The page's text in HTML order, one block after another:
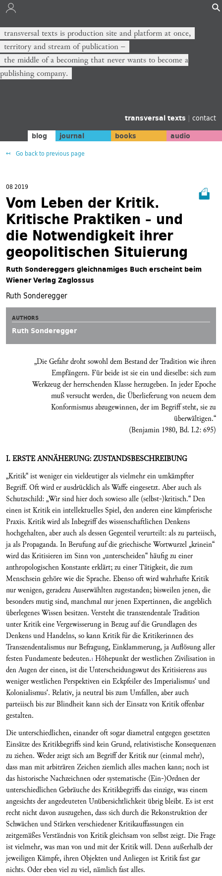
transversal texts is production site and platform at once,
territory and stream of publication −
the middle of a becoming that never wants to become a
publishing company.
transversal texts | contact
blog journal books audio
Go back to previous page
08 2019
Vom Leben der Kritik.
Kritische Praktiken – und
die Notwendigkeit ihrer
geopolitischen Situierung
Ruth Sondereggers gleichnamiges Buch erscheint beim
Wiener Verlag Zaglossus
Ruth Sonderegger
AUTHORS
Ruth Sonderegger
„Die Gefahr droht sowohl dem Bestand der Tradition wie ihren
Empfängern. Für beide ist sie ein und dieselbe: sich zum
Werkzeug der herrschenden Klasse herzugeben. In jeder Epoche
muß versucht werden, die Überlieferung von neuem dem
Konformismus abzugewinnen, der im Begriff steht, sie zu
überwältigen.“
(Benjamin 1980, Bd. I.2: 695)
I. ERSTE ANNÄHERUNG: ZUSTANDSBESCHREIBUNG
„Kritik“ ist weniger ein vieldeutiger als vielmehr ein umkämpfter
Begriff. Oft wird er ausdrücklich als Waffe eingesetzt. Aber auch als
Schutzschild: „Wir sind hier doch sowieso alle (selbst-)kritisch.“ Den
einen ist Kritik ein intellektuelles Spiel, den anderen eine kämpferische
Praxis. Kritik wird als Inbegriff des wissenschaftlichen Denkens
hochgehalten, aber auch als dessen Gegenteil verurteilt: als zu parteiisch,
ja als Propaganda. In Berufung auf die griechische Wortwurzel „krinein“
wird das Kritisieren im Sinn von „unterscheiden“ häufig zu einer
anthropologischen Konstante erklärt; zu einer Tätigkeit, die zum
Menschsein gehöre wie die Sprache. Ebenso oft wird wahrhafte Kritik
nur wenigen, geradezu Auserwählten zugestanden; bisweilen jenen, die
besonders mutig sind, manchmal nur jenen Expertinnen, die angeblich
überlegenes Wissen besitzen. Versteht die transzendentale Tradition
unter Kritik eine Vergewisserung in Bezug auf die Grundlagen des
Denkens und Handelns, so kann Kritik für die Kritikerinnen des
Transzendentalismus nur Befragung, Einklammerung, ja Auflösung aller
festen Fundamente bedeuten.1 Höhepunkt der westlichen Zivilisation in
den Augen der einen, ist die Unterscheidungswut des Kritisierens aus
weniger westlichen Perspektiven ein Eckpfeiler des Imperialismus‘ und
Kolonialismus‘. Relativ, ja neutral bis zum Umfallen, aber auch
parteiisch bis zur Blindheit kann sich der Einsatz von Kritik offenbar
gestalten.
Die unterschiedlichen, einander oft sogar diametral entgegen gesetzten
Einsätze des Kritikbegriffs sind kein Grund, relativistische Konsequenzen
zu ziehen. Weder zeigt sich am Begriff der Kritik nur (einmal mehr),
dass man mit arbiträren Zeichen ziemlich alles machen kann; noch ist
das historische Nachzeichnen oder systematische (Ein-)Ordnen der
unterschiedlichen Gebräuche des Kritikbegriffs das einzige, was einem
angesichts der angedeuteten Unübersichtlichkeit übrig bleibt. Es ist erst
recht nicht davon auszugehen, dass sich durch die Rekonstruktion der
Schwächen und Stärken verschiedener Kritikauffassungen ein
zeitgemäßes Verständnis von Kritik gleichsam von selbst zeigt. Die Frage
ist vielmehr, was man von und mit der Kritik will. Denn außerhalb der
jeweiligen Kämpfe, ihren Objekten und Anliegen ist Kritik fast gar
nichts. Oder eben viel zu viel, nämlich fast alles.